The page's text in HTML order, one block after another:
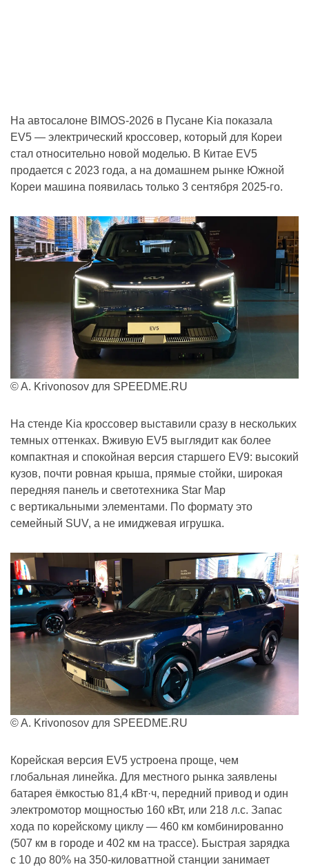
На автосалоне BIMOS-2026 в Пусане Kia показала
EV5 — электрический кроссовер, который для Кореи
стал относительно новой моделью. В Китае EV5
продается с 2023 года, а на домашнем рынке Южной
Кореи машина появилась только 3 сентября 2025-го.
© A. Krivonosov для SPEEDME.RU
На стенде Kia кроссовер выставили сразу в нескольких
темных оттенках. Вживую EV5 выглядит как более
компактная и спокойная версия старшего EV9: высокий
кузов, почти ровная крыша, прямые стойки, широкая
передняя панель и светотехника Star Map
с вертикальными элементами. По формату это
семейный SUV, а не имиджевая игрушка.
© A. Krivonosov для SPEEDME.RU
Корейская версия EV5 устроена проще, чем
глобальная линейка. Для местного рынка заявлены
батарея ёмкостью 81,4 кВт·ч, передний привод и один
электромотор мощностью 160 кВт, или 218 л.с. Запас
хода по корейскому циклу — 460 км комбинированно
(507 км в городе и 402 км на трассе). Быстрая зарядка
с 10 до 80% на 350-киловаттной станции занимает